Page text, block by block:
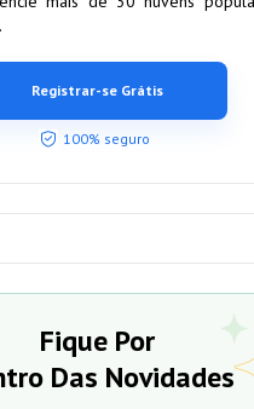
Registrar-se Grátis
100% seguro
Fique Por
Das Novidades